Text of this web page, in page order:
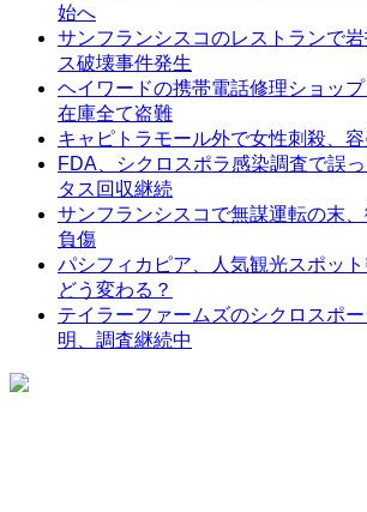
始へ
サンフランシスコのレストランで
ス破壊事件発生
ヘイワードの携帯電話修理ショッ
在庫全て盗難
キャピトラモール外で女性刺殺、
FDA、シクロスポラ感染調査で誤
タス回収継続
サンフランシスコで無謀運転の末
負傷
パシフィカピア、人気観光スポッ
どう変わる？
テイラーファームズのシクロスポ
明、調査継続中